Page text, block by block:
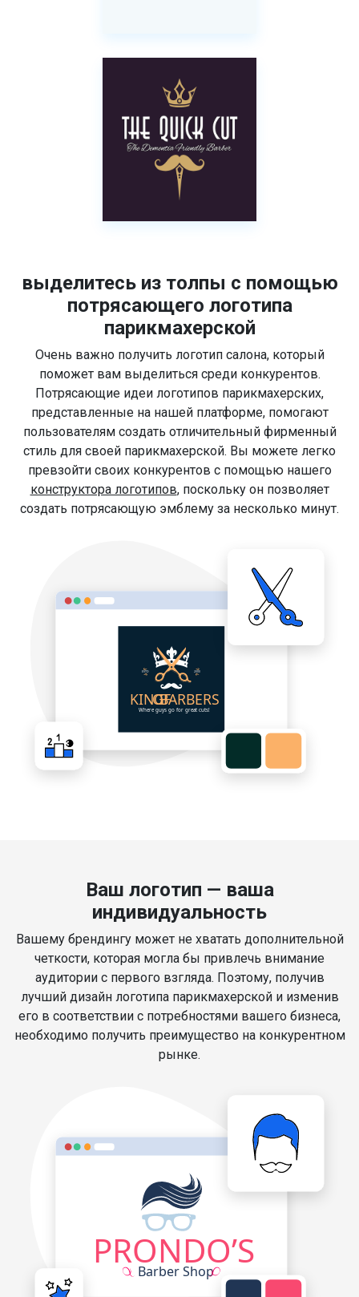
выделитесь из толпы с помощью
потрясающего логотипа
парикмахерской
Очень важно получить логотип салона, который
поможет вам выделиться среди конкурентов.
Потрясающие идеи логотипов парикмахерских,
представленные на нашей платформе, помогают
пользователям создать отличительный фирменный
стиль для своей парикмахерской. Вы можете легко
превзойти своих конкурентов с помощью нашего
конструктора логотипов, поскольку он позволяет
создать потрясающую эмблему за несколько минут.
Ваш логотип — ваша
индивидуальность
Вашему брендингу может не хватать дополнительной
четкости, которая могла бы привлечь внимание
аудитории с первого взгляда. Поэтому, получив
лучший дизайн логотипа парикмахерской и изменив
его в соответствии с потребностями вашего бизнеса,
необходимо получить преимущество на конкурентном
рынке.